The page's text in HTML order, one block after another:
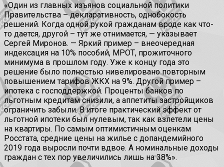
«Один из главных изъянов социальной политики
Правительства – декларативность, однобокость
решений. Когда одной рукой гражданам вроде как что-
то дается, другой – тут же отнимается, — указывает
Сергей Миронов. — Яркий пример – внеочередная
индексация на 10% пособий, МРОТ, прожиточного
минимума в прошлом году. Уже к концу года это
решение было полностью нивелировано повторным
повышением тарифов ЖКХ на 9%. Другой пример –
ипотека с господдержкой. Проценты банков по
льготным кредитам снизили, а аппетиты застройщиков
ограничить забыли. В итоге практический эффект от
льготной ипотеки был нулевым, так как взлетели цены
на квартиры. По самым оптимистичным оценкам
Росстата, средние цены на жилье с допандемийного
2019 года выросли почти вдвое. А номинальные доходы
граждан с тех пор увеличились лишь на 38%».